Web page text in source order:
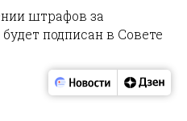
штрафов за
подписан в Совете